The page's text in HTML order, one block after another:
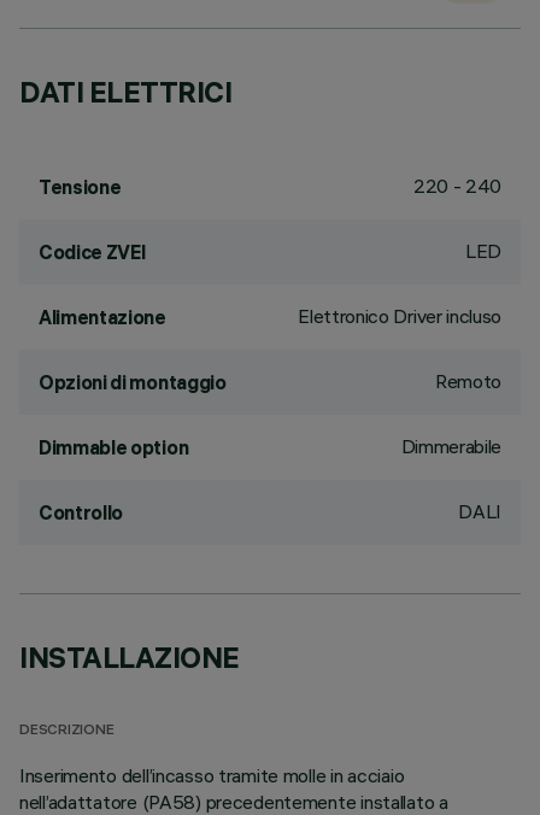
DATI ELETTRICI
Tensione 220 - 240
Codice ZVEI LED
Alimentazione Elettronico Driver incluso
Opzioni di montaggio Remoto
Dimmable option Dimmerabile
Controllo DALI
INSTALLAZIONE
DESCRIZIONE
Inserimento dell’incasso tramite molle in acciaio
nell’adattatore (PA58) precedentemente installato a